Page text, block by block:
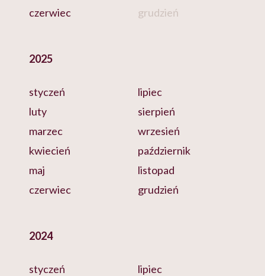
czerwiec
grudzień
2025
styczeń
luty
marzec
kwiecień
maj
czerwiec
lipiec
sierpień
wrzesień
październik
listopad
grudzień
2024
styczeń
lipiec